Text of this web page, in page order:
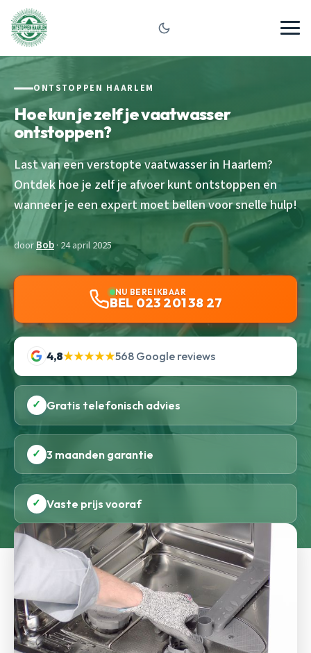
ONTSTOPPEN HAARLEM
Hoe kun je zelf je vaatwasser
ontstoppen?
Last van een verstopte vaatwasser in Haarlem?
Ontdek hoe je zelf je afvoer kunt ontstoppen en
wanneer je een expert moet bellen voor snelle hulp!
doorBob· 24 april 2025
NU BEREIKBAAR
BEL 023 201 38 27
4,8★★★★★568 Google reviews
✓ Gratis telefonisch advies
✓ 3 maanden garantie
✓ Vaste prijs vooraf